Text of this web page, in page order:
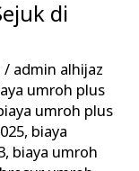
di
/ admin alhijaz
umroh plus
umroh plus
, biaya
, biaya umroh